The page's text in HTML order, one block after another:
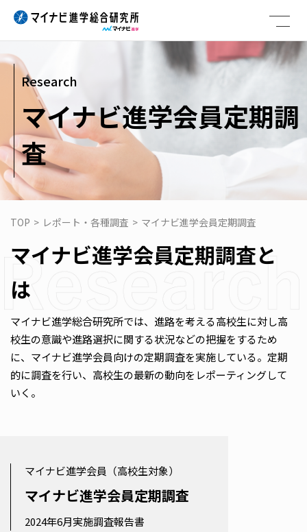
Research
マイナビ進学会員定期調
査
TOP > レポート・各種調査 > マイナビ進学会員定期調査
マイナビ進学会員定期調査と
は
マイナビ進学総合研究所では、進路を考える高校生に対し高
校生の意識や進路選択に関する状況などの把握をするため
に、マイナビ進学会員向けの定期調査を実施している。定期
的に調査を行い、高校生の最新の動向をレポーティングして
いく。
マイナビ進学会員（高校生対象）
マイナビ進学会員定期調査
2024年6月実施調査報告書